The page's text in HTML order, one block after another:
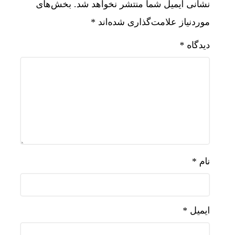
نشانی ایمیل شما منتشر نخواهد شد. بخش‌های
موردنیاز علامت‌گذاری شده‌اند *
دیدگاه *
نام *
ایمیل *